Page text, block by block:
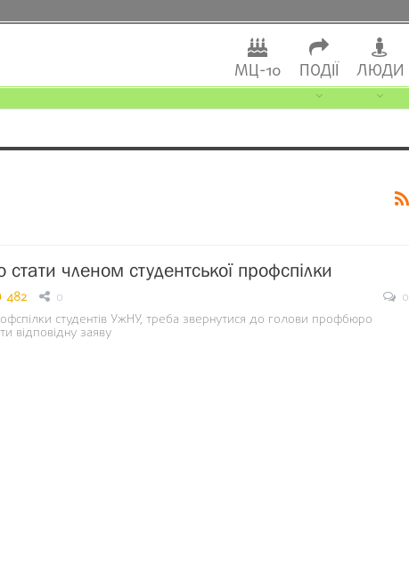
МЦ-10 ПОДІЇ ЛЮДИ
членом студентської профспілки
482 0
0
студентів УжНУ, треба звернутися до голови профбюро
відповідну заяву